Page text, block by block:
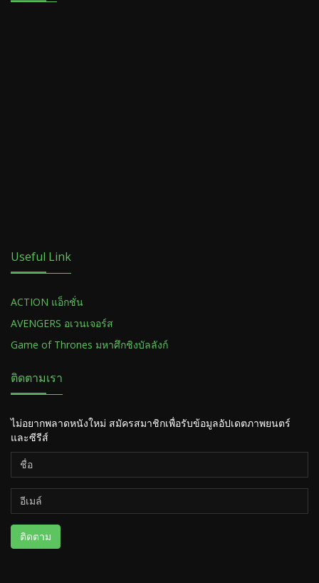
Useful Link
ACTION แอ็กชั่น
AVENGERS อเวนเจอร์ส
Game of Thrones มหาศึกชิงบัลลังก์
ติดตามเรา
ไม่อยากพลาดหนังใหม่ สมัครสมาชิกเพื่อรับข้อมูลอัปเดตภาพยนตร์
และซีรีส์
ติดตาม